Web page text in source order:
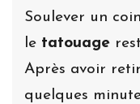
Soulever un
le tatouage
Après avoir
quelques